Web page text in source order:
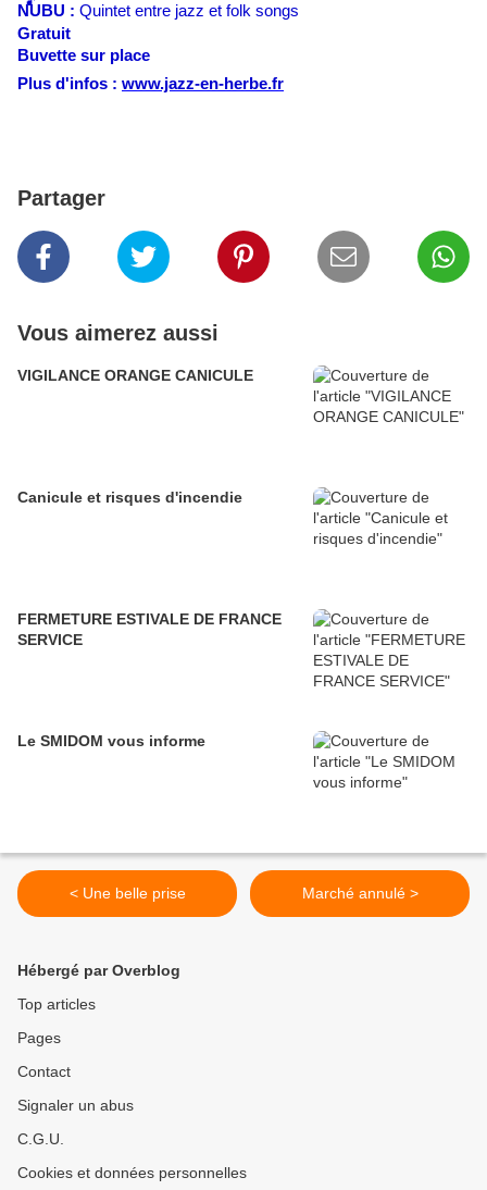
NUBU : Quintet entre jazz et folk songs
Gratuit
Buvette sur place
Plus d'infos : www.jazz-en-herbe.fr
Partager
Vous aimerez aussi
VIGILANCE ORANGE CANICULE
Canicule et risques d'incendie
FERMETURE ESTIVALE DE FRANCE
SERVICE
Le SMIDOM vous informe
< Une belle prise Marché annulé >
Hébergé par Overblog
Top articles
Pages
Contact
Signaler un abus
C.G.U.
Cookies et données personnelles